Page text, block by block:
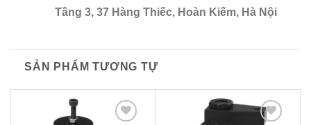
Tầng 3, 37 Hàng Thiếc, Hoàn Kiếm, Hà Nội
SẢN PHẨM TƯƠNG TỰ